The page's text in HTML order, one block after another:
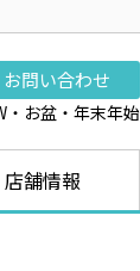
お問い合わせ
お盆・年末年始
店舗情報